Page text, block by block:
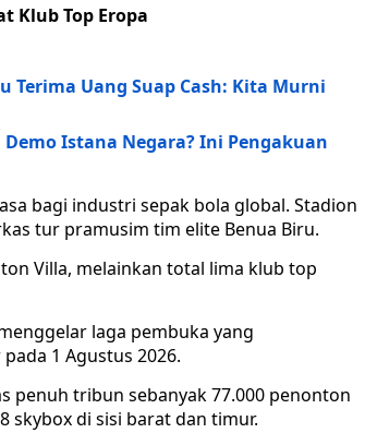
Klub Top Eropa
Terima Uang Suap Cash: Kita Murni
Demo Istana Negara? Ini Pengakuan
bagi industri sepak bola global. Stadion
tur pramusim tim elite Benua Biru.
Villa, melainkan total lima klub top
laga pembuka yang
1 Agustus 2026.
penuh tribun sebanyak 77.000 penonton
skybox di sisi barat dan timur.